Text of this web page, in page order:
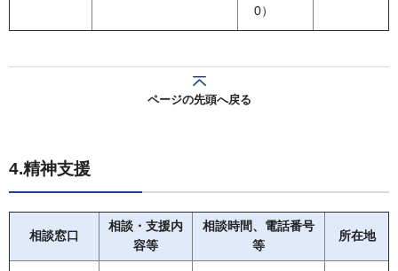
0）
ページの先頭へ戻る
4.精神支援
相談窓口
相談・支援内
容等
相談時間、電話番号
等
所在地